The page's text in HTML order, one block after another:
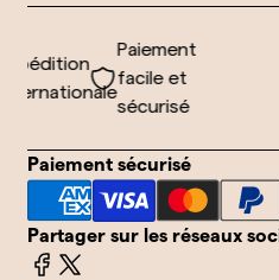
Paiement
facile et
sécurisé
Paiement sécurisé
Partager sur les réseaux